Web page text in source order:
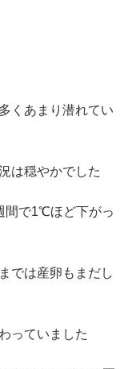
くあまり潜れてい
は穏やかでした
間で1℃ほど下がっ
では産卵もまだし
っていました